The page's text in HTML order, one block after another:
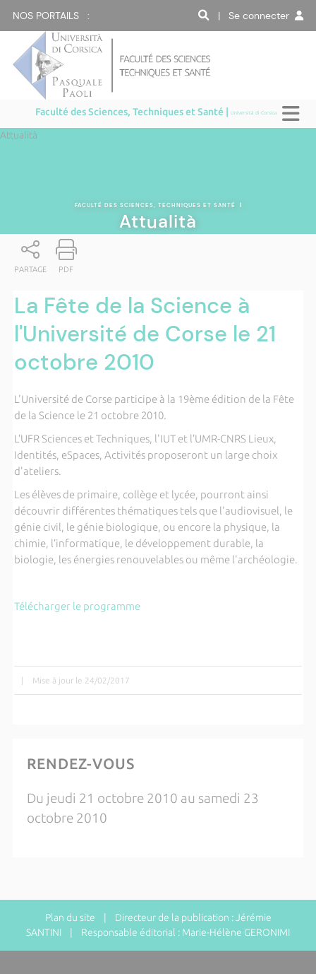
NOS PORTAILS : | Se connecter
Faculté des Sciences, Techniques et Santé |Università di Corsica
Attualità
FACULTÉ DES SCIENCES, TECHNIQUES ET SANTÉ |
Attualità
PARTAGE PDF
La Fête de la Science à
l'Université de Corse le 21
octobre 2010
L'Université de Corse participe à la 19ème édition de la Fête
de la Science le 21 octobre 2010.
L’UFR Sciences et Techniques, l'IUT et l’UMR-CNRS Lieux,
Identités, eSpaces, Activitésproposeront un large choix
d'ateliers.
Les élèves de primaire, collège et lycée, pourront ainsi
découvrir différentes thématiques tels que l'audiovisuel, le
génie civil, le génie biologique, ou encore la physique, la
chimie, l’informatique, le développement durable, la
biologie, les énergies renouvelables ou même l'archéologie.
Télécharger le programme
| Mise à jour le 24/02/2017
RENDEZ-VOUS
Du jeudi 21 octobre 2010 au samedi 23
octobre 2010
Plan du site | Directeur de la publication : Jérémie
SANTINI | Responsable éditorial : Marie-Hélène GERONIMI